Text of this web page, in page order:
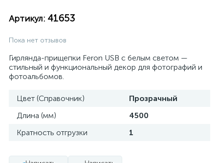
Артикул: 41653
Пока нет отзывов
Гирлянда-прищепки Feron USB с белым светом —
стильный и функциональный декор для фотографий и
фотоальбомов.
Цвет (Справочник)
Прозрачный
Длина (мм)
4500
Кратность отгрузки
1